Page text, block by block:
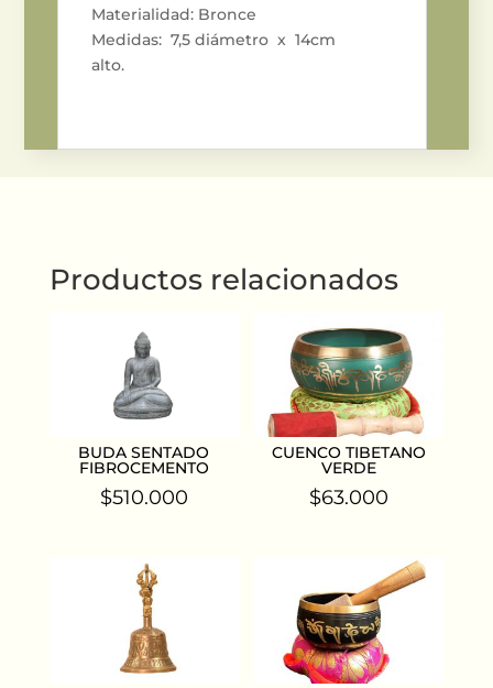
Materialidad: Bronce
Medidas: 7,5 diámetro x 14cm
alto.
Productos relacionados
BUDA SENTADO
FIBROCEMENTO
$510.000
CUENCO TIBETANO
VERDE
$63.000